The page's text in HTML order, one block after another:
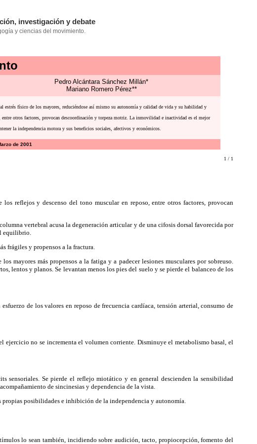
Pedro Alcántara Sánchez Millán*
Mariano Romero Pérez**
físico de los mayores, reduciéndose así mismo su autonomía y calidad de vida y su habilidad y
otros factores, provocan descoordinación y torpeza motriz. La inmovilidad e inactividad es el mejor
la independencia motora y sus beneficios sociales, afectivos y económicos.
de 2001
1 / 1
y descenso del tono muscular en reposo, entre otros factores, provocan
vertebral acusa la degeneración articular y de una cifosis dorsal favorecida por
equilibrio.
frágiles y propensos a la fractura.
mayores más propensos a la fatiga y a padecer lesiones musculares por sobreuso.
lentos y planos. Se levantan menos los pies del suelo y se pierde el balanceo de los
de los valores en reposo de frecuencia cardíaca, tensión arterial, consumo de
no se incrementa el volumen corriente. Disminuye el metabolismo basal, el
Se pierde el reflejo miotático y en general descienden la sensibilidad
de sincinesias y dependencia de la vista.
propias posibilidades e inhibición de la independencia y autonomía.
lo sean también, incidiendo sobre audición, tacto, propiocepción, fomento del